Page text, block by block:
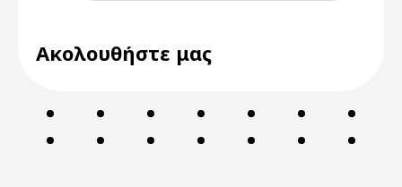
Ακολουθήστε μας